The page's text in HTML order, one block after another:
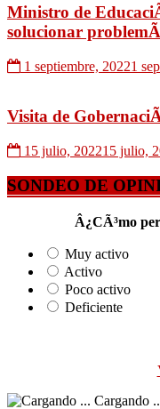
Ministro de
solucionar
1 septiembre, 20221
Visita de
15 julio, 202215 julio,
SONDEO DE
Â¿CÃ³mo
Muy activo
Activo
Poco activo
Deficiente
Cargando